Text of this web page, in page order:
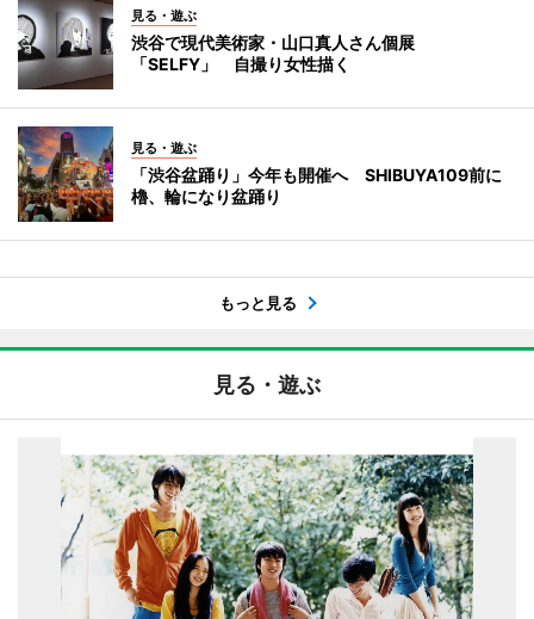
見る・遊ぶ
渋谷で現代美術家・山口真人さん個展
「SELFY」 自撮り女性描く
見る・遊ぶ
「渋谷盆踊り」今年も開催へ SHIBUYA109前に
櫓、輪になり盆踊り
もっと見る
見る・遊ぶ